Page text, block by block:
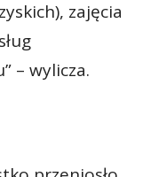
zajęcia
– wylicza.